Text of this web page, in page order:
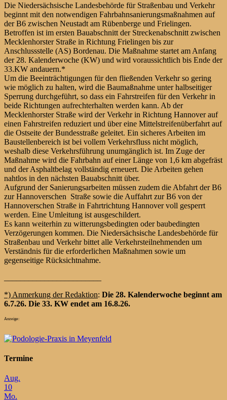
Die Niedersächsische Landesbehörde für Straßenbau und Verkehr
beginnt mit den notwendigen Fahrbahnsanierungsmaßnahmen auf
der B6 zwischen Neustadt am Rübenberge und Frielingen.
Betroffen ist im ersten Bauabschnitt der Streckenabschnitt zwischen
Mecklenhorster Straße in Richtung Frielingen bis zur
Anschlussstelle (AS) Bordenau. Die Maßnahme startet am Anfang
der 28. Kalenderwoche (KW) und wird voraussichtlich bis Ende der
33.KW andauern.*
Um die Beeinträchtigungen für den fließenden Verkehr so gering
wie möglich zu halten, wird die Baumaßnahme unter halbseitiger
Sperrung durchgeführt, so dass ein Fahrstreifen für den Verkehr in
beide Richtungen aufrechterhalten werden kann. Ab der
Mecklenhorster Straße wird der Verkehr in Richtung Hannover auf
einen Fahrstreifen reduziert und über eine Mittelstreifenüberfahrt auf
die Ostseite der Bundesstraße geleitet. Ein sicheres Arbeiten im
Baustellenbereich ist bei vollem Verkehrsfluss nicht möglich,
weshalb diese Verkehrsführung unumgänglich ist. Im Zuge der
Maßnahme wird die Fahrbahn auf einer Länge von 1,6 km abgefräst
und der Asphaltbelag vollständig erneuert. Die Arbeiten gehen
nahtlos in den nächsten Bauabschnitt über.
Aufgrund der Sanierungsarbeiten müssen zudem die Abfahrt der B6
zur Hannoverschen Straße sowie die Auffahrt zur B6 von der
Hannoverschen Straße in Fahrtrichtung Hannover voll gesperrt
werden. Eine Umleitung ist ausgeschildert.
Es kann weiterhin zu witterungsbedingten oder baubedingten
Verzögerungen kommen. Die Niedersächsische Landesbehörde für
Straßenbau und Verkehr bittet alle Verkehrsteilnehmenden um
Verständnis für die erforderlichen Maßnahmen sowie um
gegenseitige Rücksichtnahme.
*) Anmerkung der Redaktion: Die 28. Kalenderwoche beginnt am
6.7.26. Die 33. KW endet am 16.8.26.
Anzeige:
Termine
Aug.
10
Mo.